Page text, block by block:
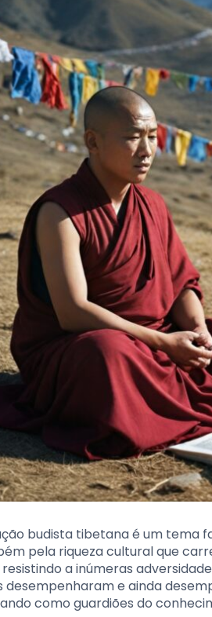
budista tibetana é um tema
pela riqueza cultural que
a inúmeras
e ainda
como guardiões do